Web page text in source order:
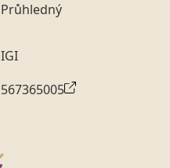
Průhledný
IGI
567365005